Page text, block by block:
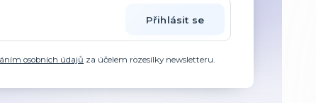
Přihlásit se
osobních údajů za účelem rozesílky newsletteru.